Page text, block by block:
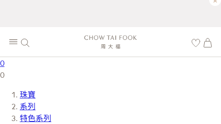
0
0
珠寶
系列
特色系列